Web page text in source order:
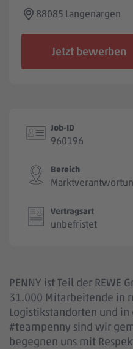
88085 Langenargen
Jetzt bewerben
Job-ID
960196
Bereich
Vertragsart
unbefristet
PENNY ist Teil der REWE
31.000 Mitarbeitende in
Logistikstandorten und in
#teampenny sind wir
begegnen uns mit